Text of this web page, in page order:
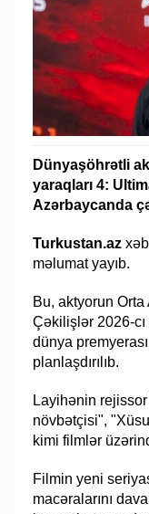
Dünyaşöhrətli
yaraqları 4:
Azərbaycanda
Turkustan.az
məlumat yayıb.
Bu, aktyorun
Çəkilişlər 2026-
dünya
planlaşdırılıb.
Layihənin
növbətçisi",
kimi filmlər
Filmin yeni
macəralarını